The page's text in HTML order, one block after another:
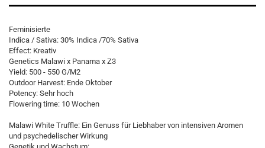
Feminisierte
Indica / Sativa: 30% Indica /70% Sativa
Effect: Kreativ
Genetics Malawi x Panama x Z3
Yield: 500 - 550 G/M2
Outdoor Harvest: Ende Oktober
Potency: Sehr hoch
Flowering time: 10 Wochen
Malawi White Truffle: Ein Genuss für Liebhaber von intensiven Aromen
und psychedelischer Wirkung